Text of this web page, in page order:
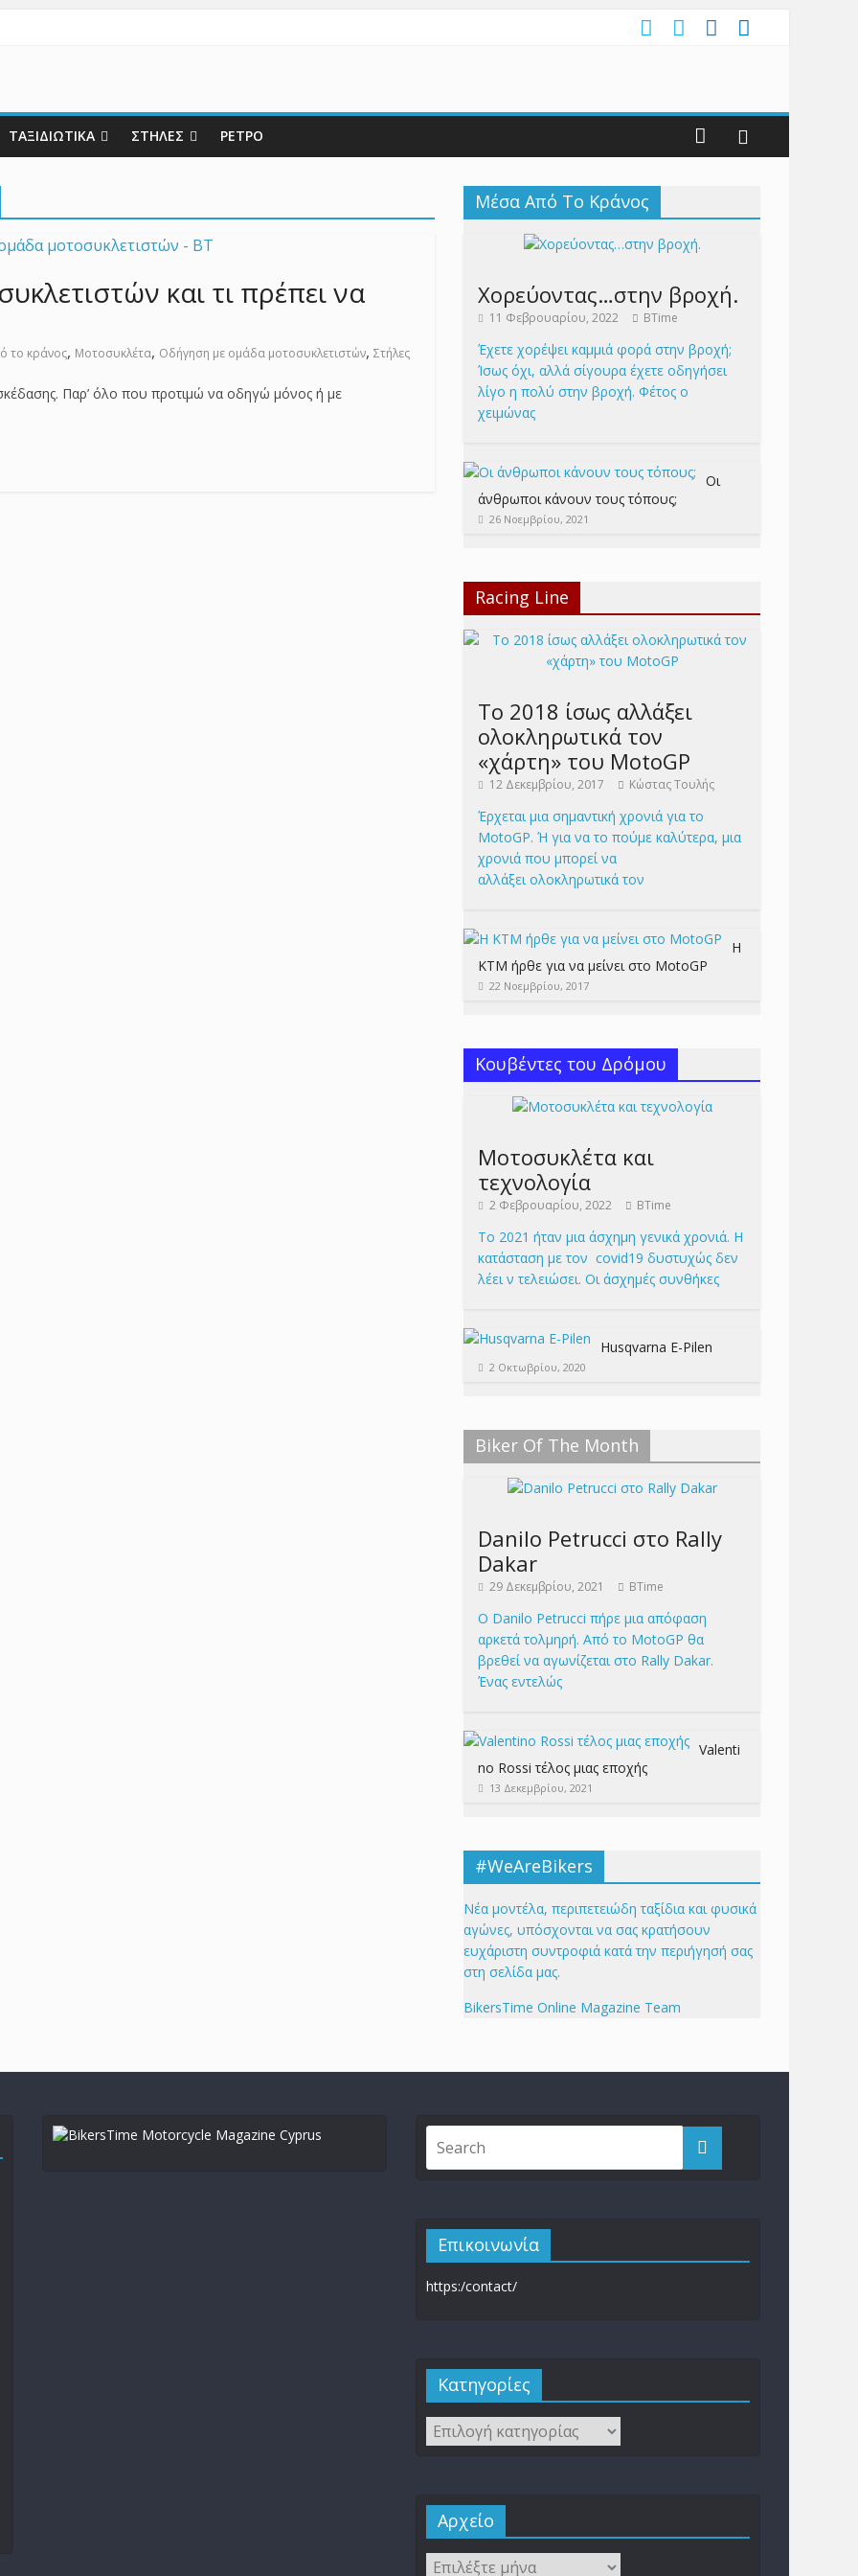
ΤΑΞΙΔΙΩΤΙΚΑ ΣΤΗΛΕΣ ΡΕΤΡΟ
και τι πρέπει να
το κράνος, Μοτοσυκλέτα, Οδήγηση με ομάδα μοτοσυκλετιστών, Στήλες
Παρ’ όλο που προτιμώ να οδηγώ μόνος ή με
Μέσα Από Το Κράνος
Χορεύοντας…στην βροχή.
11 Φεβρουαρίου, 2022 BTime
Έχετε χορέψει καμμιά φορά στην βροχή;
Ίσως όχι, αλλά σίγουρα έχετε οδηγήσει
λίγο η πολύ στην βροχή. Φέτος ο
χειμώνας
Οι
άνθρωποι κάνουν τους τόπους;
26 Νοεμβρίου, 2021
Racing Line
Το 2018 ίσως αλλάξει
ολοκληρωτικά τον
«χάρτη» του MotoGP
12 Δεκεμβρίου, 2017 Κώστας Τουλής
Έρχεται μια σημαντική χρονιά για το
MotoGP. Ή για να το πούμε καλύτερα, μια
χρονιά που μπορεί να
αλλάξει ολοκληρωτικά τον
Η
KTM ήρθε για να μείνει στο MotoGP
22 Νοεμβρίου, 2017
Κουβέντες του Δρόμου
Μοτοσυκλέτα και
τεχνολογία
2 Φεβρουαρίου, 2022 BTime
Το 2021 ήταν μια άσχημη γενικά χρονιά. Η
κατάσταση με τον covid19 δυστυχώς δεν
λέει ν τελειώσει. Οι άσχημές συνθήκες
Husqvarna E-Pilen
2 Οκτωβρίου, 2020
Biker Of The Month
Danilo Petrucci στο Rally
Dakar
29 Δεκεμβρίου, 2021 BTime
Ο Danilo Petrucci πήρε μια απόφαση
αρκετά τολμηρή. Από το MotoGP θα
βρεθεί να αγωνίζεται στο Rally Dakar.
Ένας εντελώς
Valenti
no Rossi τέλος μιας εποχής
13 Δεκεμβρίου, 2021
#WeAreBikers
Νέα μοντέλα, περιπετειώδη ταξίδια και φυσικά
αγώνες, υπόσχονται να σας κρατήσουν
ευχάριστη συντροφιά κατά την περιήγησή σας
στη σελίδα μας.
BikersTime Online Magazine Team
Επικοινωνία
https:/contact/
Kατηγορίες
Αρχείο